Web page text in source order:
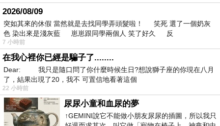
2026/08/09
突如其來的休假 當然就是去找同學弄頭髮啦！ 笑死 選了一個奶灰
色 染出來是淺灰藍 崽崽跟同學兩個人 笑了好久 反
7 小時前
在我心裡你已經是騙子了........
Dear: 我只是隨口問了你什麼時候生日?想說獅子座的你現在八月
了，結果出現了20，我不 可置信地看著這個
22 小時前
尿尿小童和血尿的夢
↑GEMINI說它不能做小朋友尿尿的插圖，所以我只